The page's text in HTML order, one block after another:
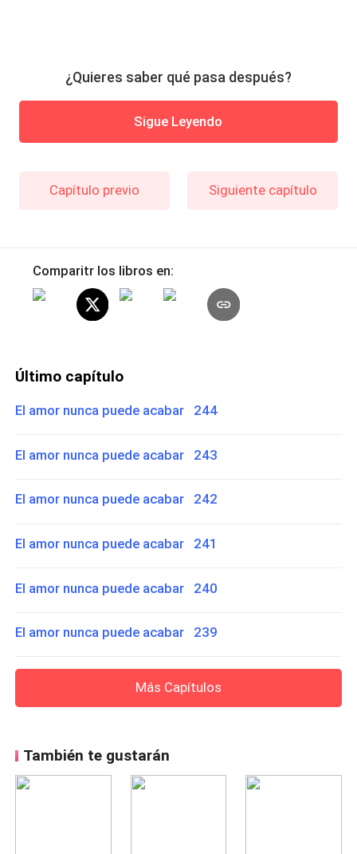
¿Quieres saber qué pasa después?
Sigue Leyendo
Capítulo previo Siguiente capítulo
Comparitr los libros en:
Último capítulo
El amor nunca puede acabar 244
El amor nunca puede acabar 243
El amor nunca puede acabar 242
El amor nunca puede acabar 241
El amor nunca puede acabar 240
El amor nunca puede acabar 239
Más Capítulos
También te gustarán